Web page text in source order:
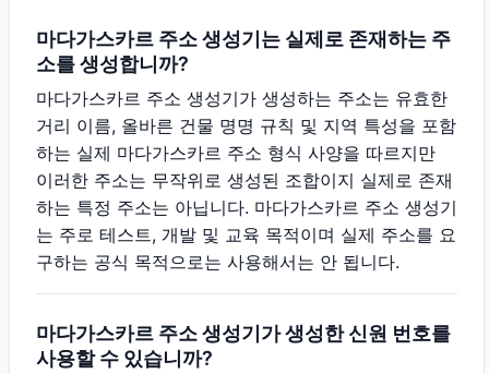
마다가스카르 주소 생성기는 실제로 존재하는 주
소를 생성합니까?
마다가스카르 주소 생성기가 생성하는 주소는 유효한
거리 이름, 올바른 건물 명명 규칙 및 지역 특성을 포함
하는 실제 마다가스카르 주소 형식 사양을 따르지만
이러한 주소는 무작위로 생성된 조합이지 실제로 존재
하는 특정 주소는 아닙니다. 마다가스카르 주소 생성기
는 주로 테스트, 개발 및 교육 목적이며 실제 주소를 요
구하는 공식 목적으로는 사용해서는 안 됩니다.
마다가스카르 주소 생성기가 생성한 신원 번호를
사용할 수 있습니까?